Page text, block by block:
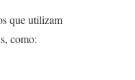
que utilizam
como: